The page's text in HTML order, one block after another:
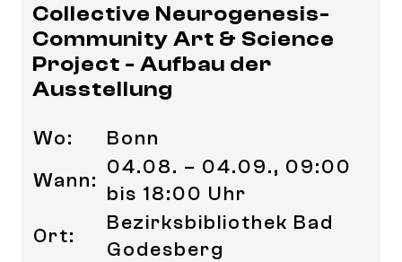
Collective Neurogenesis-
Community Art & Science
Project - Aufbau der
Ausstellung
Wo:
Bonn
Wann:
04.08. – 04.09., 09:00
bis 18:00 Uhr
Ort:
Bezirksbibliothek Bad
Godesberg